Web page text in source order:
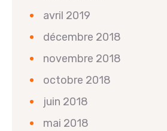
avril 2019
décembre 2018
novembre 2018
octobre 2018
juin 2018
mai 2018